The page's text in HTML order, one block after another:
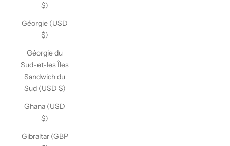
$)
Géorgie (USD
$)
Géorgie du
Sud-et-les Îles
Sandwich du
Sud (USD $)
Ghana (USD
$)
Gibraltar (GBP